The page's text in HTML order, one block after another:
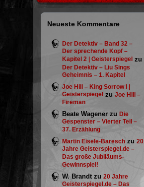
Neueste Kommentare
Der Detektiv – Band 32 –
Der sprechende Kopf –
Kapitel 2 | Geisterspiegel zu
Der Detektiv – Liu Sings
Geheimnis – 1. Kapitel
Joe Hill – King Sorrow I |
Geisterspiegel zuJoe Hill –
Fireman
Beate Wagener zuDie
Gespenster – Vierter Teil –
37. Erzählung
Martin Eisele-Baresch zu20
Jahre Geisterspiegel.de –
Das große Jubiläums-
Gewinnspiel!
W. Brandtzu20 Jahre
Geisterspiegel.de – Das